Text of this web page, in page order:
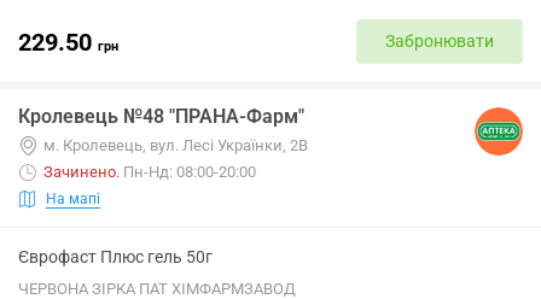
229.50 грн Забронювати
Кролевець №48 "ПРАНА-Фарм"
м. Кролевець, вул. Лесі Українки, 2В
Зачинено. Пн-Нд: 08:00-20:00
На мапі
Єврофаст Плюс гель 50г
ЧЕРВОНА ЗІРКА ПАТ ХІМФАРМЗАВОД